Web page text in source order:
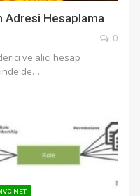
Adresi Hesaplama
0
ve alıcı hesap
de…
NET